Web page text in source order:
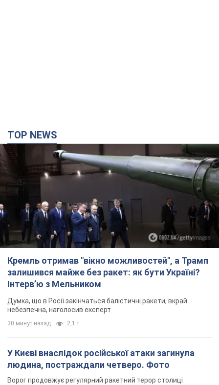
TOP NEWS
Кремль отримав "вікно можливостей", а Трамп
залишився майже без ракет: як бути Україні?
Інтерв’ю з Мельником
Думка, що в Росії закінчаться балістичні ракети, вкрай
небезпечна, наголосив експерт
30 минут назад 2,1 т.
У Києві внаслідок російської атаки загинула
людина, постраждали четверо. Фото
Ворог продовжує регулярний ракетний терор столиці